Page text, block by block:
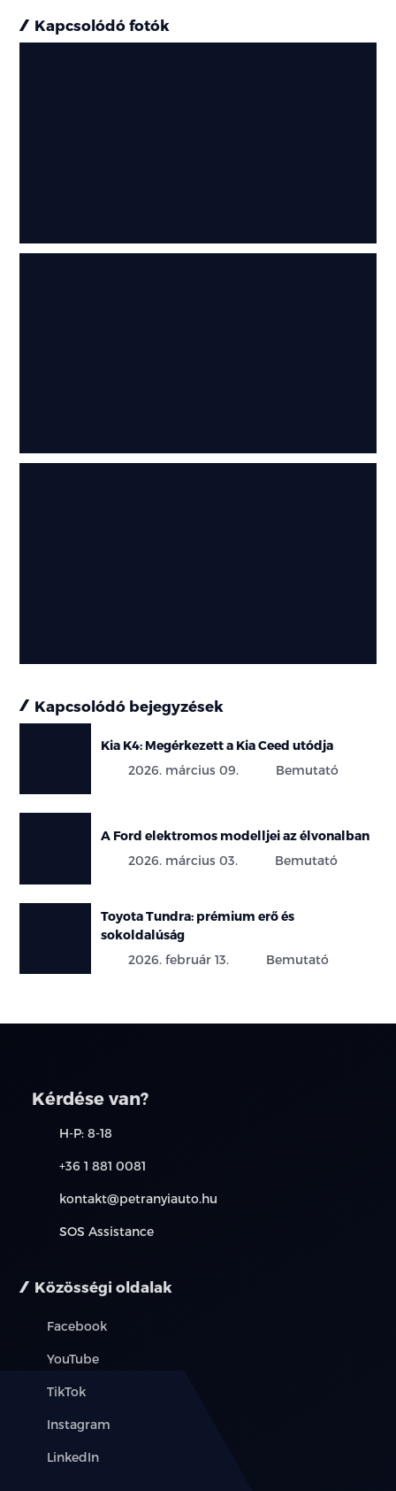
Kapcsolódó fotók
Kapcsolódó bejegyzések
Kia K4: Megérkezett a Kia Ceed utódja
2026. március 09.
Bemutató
A Ford elektromos modelljei az élvonalban
2026. március 03.
Bemutató
Toyota Tundra: prémium erő és
sokoldalúság
2026. február 13.
Bemutató
Kérdése van?
H-P: 8-18
+36 1 881 0081
kontakt@petranyiauto.hu
SOS Assistance
Közösségi oldalak
Facebook
YouTube
TikTok
Instagram
LinkedIn